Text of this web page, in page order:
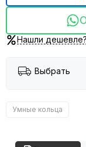
Нашли дешевле?
Выбрать
Умные кольца